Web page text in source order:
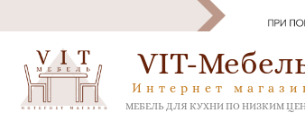
VIT-
Интернет
МЕБЕЛЬ ДЛЯ КУХНИ ПО НИЗКИМ